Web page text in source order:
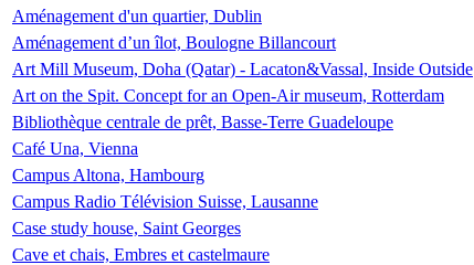
Aménagement d'un quartier, Dublin
Aménagement d’un îlot, Boulogne Billancourt
Art Mill Museum, Doha (Qatar) - Lacaton&Vassal, Inside Outside
Art on the Spit. Concept for an Open-Air museum, Rotterdam
Bibliothèque centrale de prêt, Basse-Terre Guadeloupe
Café Una, Vienna
Campus Altona, Hambourg
Campus Radio Télévision Suisse, Lausanne
Case study house, Saint Georges
Cave et chais, Embres et castelmaure